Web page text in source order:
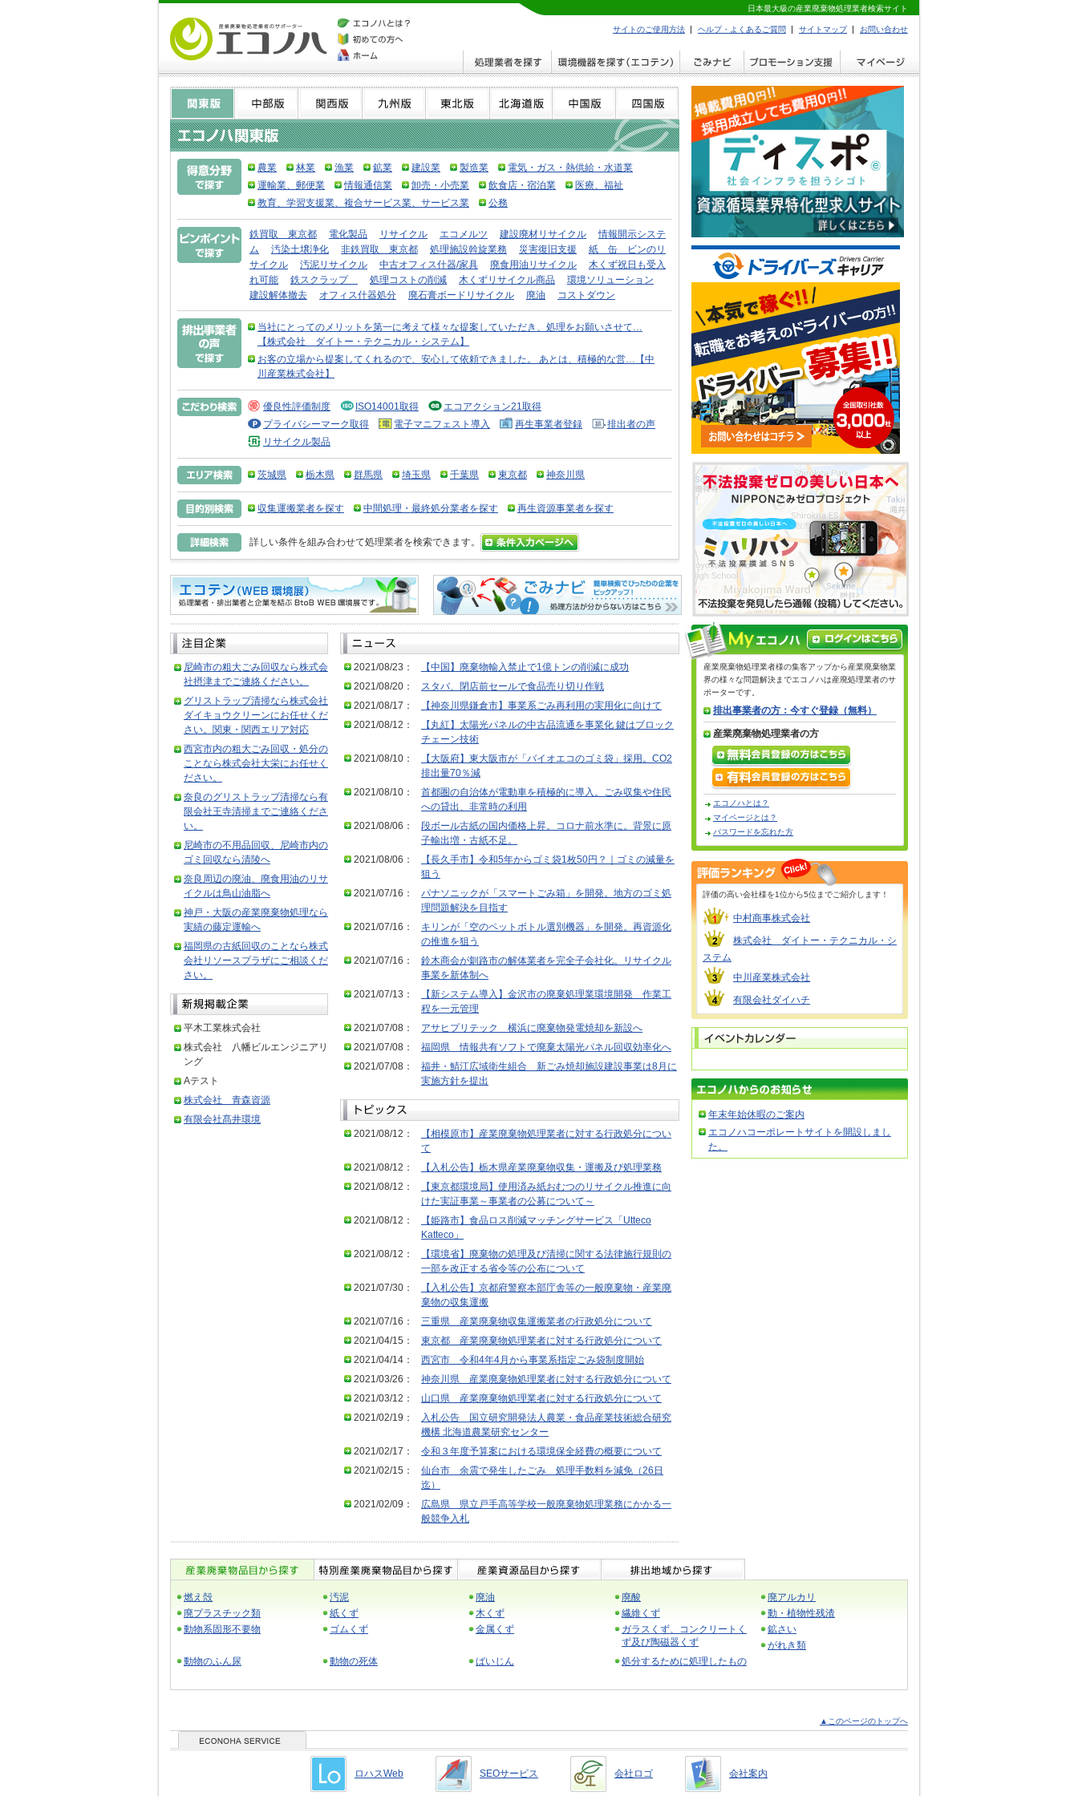
日本最大級の産業廃棄物処理業者検索サイト
サイトのご使用方法 ヘルプ・よくあるご質問 サイトマップ お問い合わせ
農業 林業 漁業 鉱業 建設業 製造業
電気・ガス・熱供給・水道業
運輸業、郵便業
情報通信業 卸売・小売業 飲食店・宿泊業
医療、福祉
教育、学習支援業、複合サービス業、サービス業
公務
鉄買取 東京都 電化製品 リサイクル エコメルツ 建設廃材リサイクル
情報開示システ
ム
汚染土壌浄化 非鉄買取 東京都 処理施設斡旋業務 災害復旧支援
紙 缶 ビンのリ
サイクル
汚泥リサイクル 中古オフィス什器/家具 廃食用油リサイクル
木くず祝日も受入
れ可能
鉄スクラップ 処理コストの削減 木くずリサイクル商品
環境ソリューション
建設解体撤去
オフィス什器処分 廃石膏ボードリサイクル 廃油 コストダウン
当社にとってのメリットを第一に考えて様々な提案していただき、処理をお願いさせて…
【株式会社 ダイトー・テクニカル・システム】
お客の立場から提案してくれるので、安心して依頼できました。 あとは、積極的な営…【中
川産業株式会社】
優良性評価制度 ISO14001取得
エコアクション21取得
プライバシーマーク取得
電子マニフェスト導入 再生事業者登録
排出者の声
リサイクル製品
茨城県 栃木県 群馬県 埼玉県 千葉県 東京都 神奈川県
収集運搬業者を探す 中間処理・最終処分業者を探す 再生資源事業者を探す
詳しい条件を組み合わせて処理業者を検索できます。
尼崎市の粗大ごみ回収なら株式会
社摂津までご連絡ください。
グリストラップ清掃なら株式会社
ダイキョウクリーンにお任せくだ
さい。関東・関西エリア対応
西宮市内の粗大ごみ回収・処分の
ことなら株式会社大栄にお任せく
ださい。
奈良のグリストラップ清掃なら有
限会社王寺清掃までご連絡くださ
い。
尼崎市の不用品回収、尼崎市内の
ゴミ回収なら清陵へ
奈良周辺の廃油、廃食用油のリサ
イクルは鳥山油脂へ
神戸・大阪の産業廃棄物処理なら
実績の藤定運輸へ
福岡県の古紙回収のことなら株式
会社リソースプラザにご相談くだ
さい。
平木工業株式会社
株式会社 八幡ビルエンジニアリ
ング
Aテスト
株式会社 青森資源
有限会社髙井環境
2021/08/23：
【中国】廃棄物輸入禁止で1億トンの削減に成功
2021/08/20：
スタバ、閉店前セールで食品売り切り作戦
2021/08/17：
【神奈川県鎌倉市】事業系ごみ再利用の実用化に向けて
2021/08/12：
【丸紅】太陽光パネルの中古品流通を事業化 鍵はブロック
チェーン技術
2021/08/10：
【大阪府】東大阪市が「バイオエコのゴミ袋」採用。CO2
排出量70％減
2021/08/10：
首都圏の自治体が電動車を積極的に導入。ごみ収集や住民
への貸出、非常時の利用
2021/08/06：
段ボール古紙の国内価格上昇。コロナ前水準に。背景に原
子輸出増・古紙不足。
2021/08/06：
【長久手市】令和5年からゴミ袋1枚50円？｜ゴミの減量を
狙う
2021/07/16：
パナソニックが「スマートごみ箱」を開発。地方のゴミ処
理問題解決を目指す
2021/07/16：
キリンが「空のペットボトル選別機器」を開発。再資源化
の推進を狙う
2021/07/16：
鈴木商会が釧路市の解体業者を完全子会社化。リサイクル
事業を新体制へ
2021/07/13：
【新システム導入】金沢市の廃棄処理業環境開発 作業工
程を一元管理
2021/07/08：
アサヒプリテック 横浜に廃棄物発電焼却を新設へ
2021/07/08：
福岡県 情報共有ソフトで廃棄太陽光パネル回収効率化へ
2021/07/08：
福井・鯖江広域衛生組合 新ごみ焼却施設建設事業は8月に
実施方針を提出
2021/08/12：
【相模原市】産業廃棄物処理業者に対する行政処分につい
て
2021/08/12：
【入札公告】栃木県産業廃棄物収集・運搬及び処理業務
2021/08/12：
【東京都環境局】使用済み紙おむつのリサイクル推進に向
けた実証事業～事業者の公募について～
2021/08/12：
【姫路市】食品ロス削減マッチングサービス「Utteco
Katteco」
2021/08/12：
【環境省】廃棄物の処理及び清掃に関する法律施行規則の
一部を改正する省令等の公布について
2021/07/30：
【入札公告】京都府警察本部庁舎等の一般廃棄物・産業廃
棄物の収集運搬
2021/07/16：
三重県 産業廃棄物収集運搬業者の行政処分について
2021/04/15：
東京都 産業廃棄物処理業者に対する行政処分について
2021/04/14：
西宮市 令和4年4月から事業系指定ごみ袋制度開始
2021/03/26：
神奈川県 産業廃棄物処理業者に対する行政処分について
2021/03/12：
山口県 産業廃棄物処理業者に対する行政処分について
2021/02/19：
入札公告 国立研究開発法人農業・食品産業技術総合研究
機構 北海道農業研究センター
2021/02/17：
令和３年度予算案における環境保全経費の概要について
2021/02/15：
仙台市 余震で発生したごみ 処理手数料を減免（26日
迄）
2021/02/09：
広島県 県立戸手高等学校一般廃棄物処理業務にかかる一
般競争入札
産業廃棄物処理業者様の集客アップから産業廃棄物業
界の様々な問題解決までエコノハは産廃処理業者のサ
ポーターです。
排出事業者の方：今すぐ登録（無料）
産業廃棄物処理業者の方
エコノハとは？
マイページとは？
パスワードを忘れた方
評価の高い会社様を1位から5位までご紹介します！
中村商事株式会社
株式会社 ダイトー・テクニカル・シ
ステム
中川産業株式会社
有限会社ダイハチ
年末年始休暇のご案内
エコノハコーポレートサイトを開設しまし
た。
燃え殻 汚泥 廃油 廃酸
廃アルカリ
廃プラスチック類
紙くず 木くず 繊維くず
動・植物性残渣
動物系固形不要物
ゴムくず 金属くず
ガラスくず、コンクリートく
ず及び陶磁器くず
鉱さい
がれき類
動物のふん尿
動物の死体 ばいじん 処分するために処理したもの
▲このページのトップへ
ロハスWeb SEOサービス 会社ロゴ 会社案内